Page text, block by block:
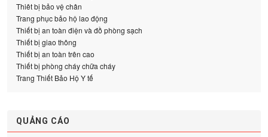
Thiêt bị bảo vệ chân
Trang phục bảo hộ lao động
Thiết bị an toàn điện và đồ phòng sạch
Thiết bị giao thông
Thiết bị an toàn trên cao
Thiết bị phòng cháy chữa cháy
Trang Thiết Bảo Hộ Y tế
QUẢNG CÁO